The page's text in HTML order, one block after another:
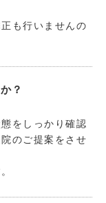
も行いませんの
？
をしっかり確認
のご提案をさせ